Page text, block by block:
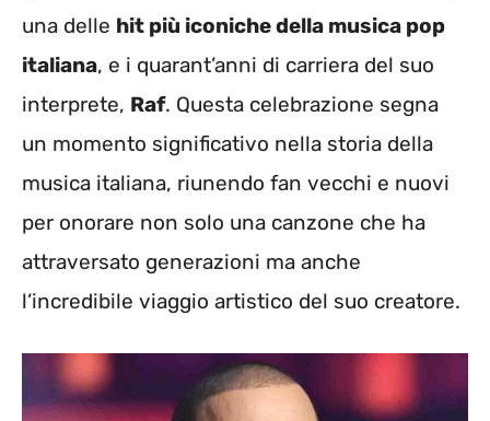
una delle hit più iconiche della musica pop
italiana, e i quarant’anni di carriera del suo
interprete, Raf. Questa celebrazione segna
un momento significativo nella storia della
musica italiana, riunendo fan vecchi e nuovi
per onorare non solo una canzone che ha
attraversato generazioni ma anche
l’incredibile viaggio artistico del suo creatore.